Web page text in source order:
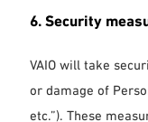
6. Security
VAIO will take
or damage of
etc.”). These